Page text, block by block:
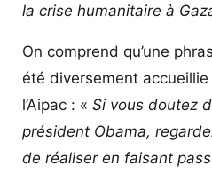
la crise humanitaire à
On comprend qu’une
été diversement
l’Aipac : « Si vous doutez
président Obama,
de réaliser en faisant